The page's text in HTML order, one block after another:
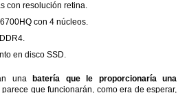
con resolución retina.
con 4 núcleos.
en disco SSD.
una
batería que le proporcionaría una
parece que funcionarán, como era de esperar,